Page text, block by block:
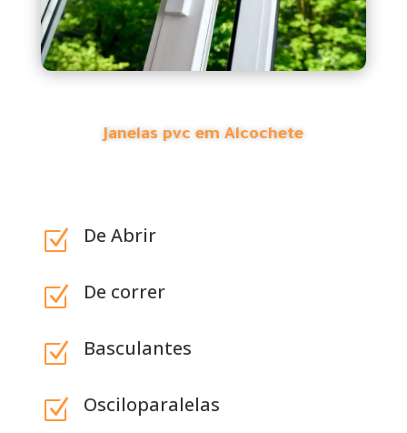
Janelas pvc em Alcochete
Z De Abrir
Z De correr
Z Basculantes
Z Osciloparalelas